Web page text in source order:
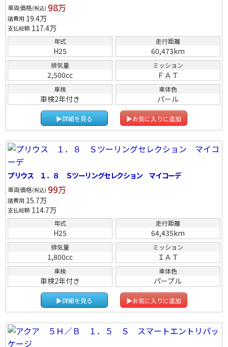
車両価格(税込) 98万
諸費用 19.4万
支払総額 117.4万
年式
H25
走行距離
60,473km
排気量
2,500cc
ミッション
ＦＡＴ
車検
車検2年付き
車体色
パール
▶詳細を見る ▶お気に入りに追加
プリウス １．８ Ｓツーリングセレクション マイコーデ
車両価格(税込) 99万
諸費用 15.7万
支払総額 114.7万
年式
H25
走行距離
64,435km
排気量
1,800cc
ミッション
ＩＡＴ
車検
車検2年付き
車体色
パープル
▶詳細を見る ▶お気に入りに追加